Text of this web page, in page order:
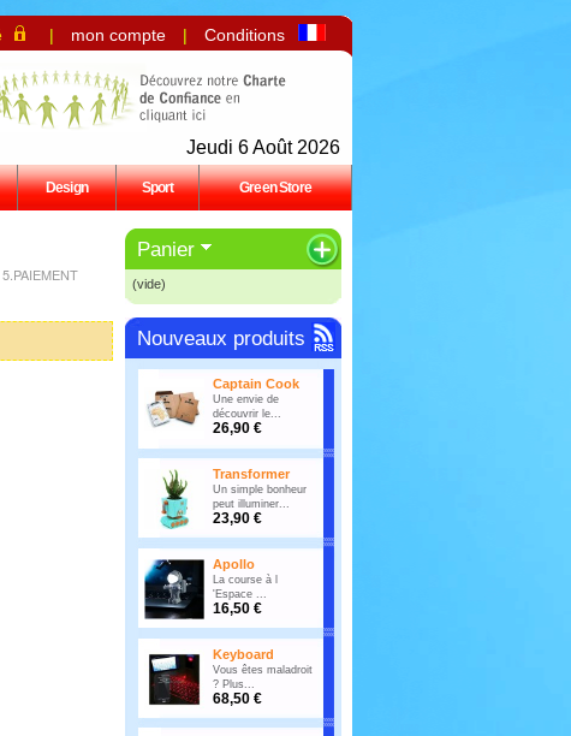
| mon compte | Conditions
Jeudi 6 Août 2026
Design Sport Green Store
5.PAIEMENT
Panier
(vide)
Nouveaux produits
Captain Cook
Une envie de
découvrir le...
26,90 €
Transformer
Un simple bonheur
peut illuminer...
23,90 €
Apollo
La course à l
'Espace ...
16,50 €
Keyboard
Vous êtes maladroit
? Plus...
68,50 €